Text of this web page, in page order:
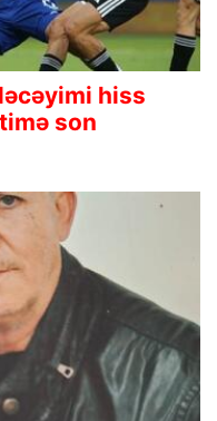
hiss
son